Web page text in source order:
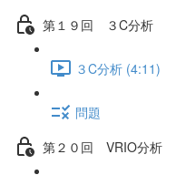
第１９回 ３C分析
３C分析 (4:11)
問題
第２０回 VRIO分析